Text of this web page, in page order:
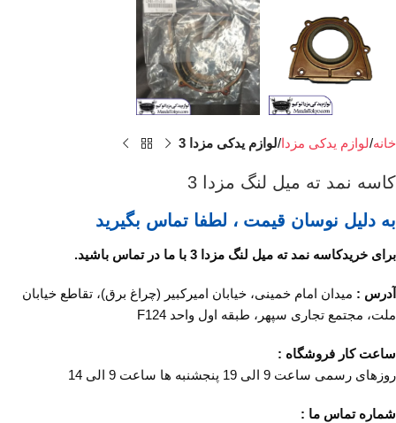
خانه لوازم یدکی مزدا لوازم یدکی مزدا 3
کاسه نمد ته میل لنگ مزدا 3
به دلیل نوسان قیمت ، لطفا تماس بگیرید
برای خریدکاسه نمد ته میل لنگ مزدا 3 با ما در تماس باشید.
آدرس : میدان امام خمینی، خیابان امیرکبیر (چراغ برق)، تقاطع خیابان
ملت، مجتمع تجاری سپهر، طبقه اول واحد F124
ساعت کار فروشگاه :
روزهای رسمی ساعت 9 الی 19 پنجشنبه ها ساعت 9 الی 14
شماره تماس ما :